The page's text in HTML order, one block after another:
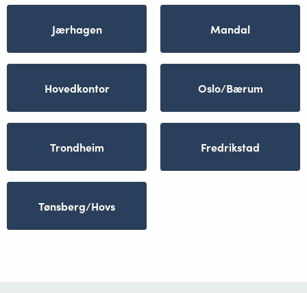
Jærhagen Mandal
Hovedkontor Oslo/Bærum
Trondheim Fredrikstad
Tønsberg/Hovs